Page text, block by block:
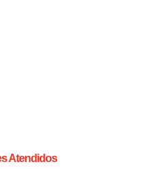
Atendidos